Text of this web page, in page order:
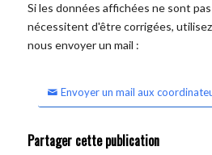
Si les données affichées ne sont
nécessitent d'être corrigées,
nous envoyer un mail :
Envoyer un mail aux
Partager cette publication